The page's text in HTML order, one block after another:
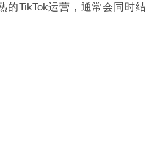
的TikTok运营，通常会同时结